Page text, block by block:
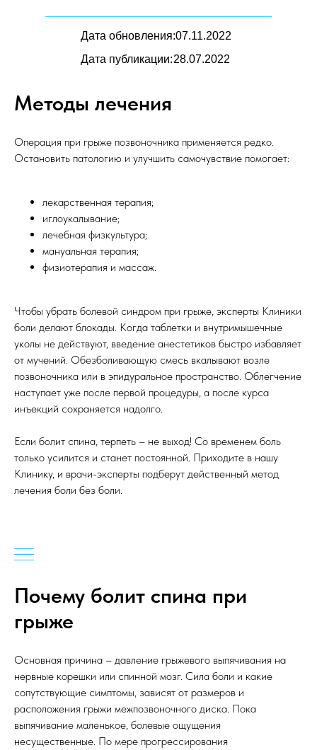
Дата обновления:
Дата публикации:
07.11.2022
28.07.2022
Методы лечения
Операция при грыже позвоночника применяется редко.
Остановить патологию и улучшить самочувствие помогает:
лекарственная терапия;
иглоукалывание;
лечебная физкультура;
мануальная терапия;
физиотерапия и массаж.
Чтобы убрать болевой синдром при грыже, эксперты Клиники
боли делают блокады. Когда таблетки и внутримышечные
уколы не действуют, введение анестетиков быстро избавляет
от мучений. Обезболивающую смесь вкалывают возле
позвоночника или в эпидуральное пространство. Облегчение
наступает уже после первой процедуры, а после курса
инъекций сохраняется надолго.
Если болит спина, терпеть – не выход! Со временем боль
только усилится и станет постоянной. Приходите в нашу
Клинику, и врачи-эксперты подберут действенный метод
лечения боли без боли.
Почему болит спина при
грыже
Основная причина – давление грыжевого выпячивания на
нервные корешки или спинной мозг. Сила боли и какие
сопутствующие симптомы, зависят от размеров и
расположения грыжи межпозвоночного диска. Пока
выпячивание маленькое, болевые ощущения
несущественные. По мере прогрессирования